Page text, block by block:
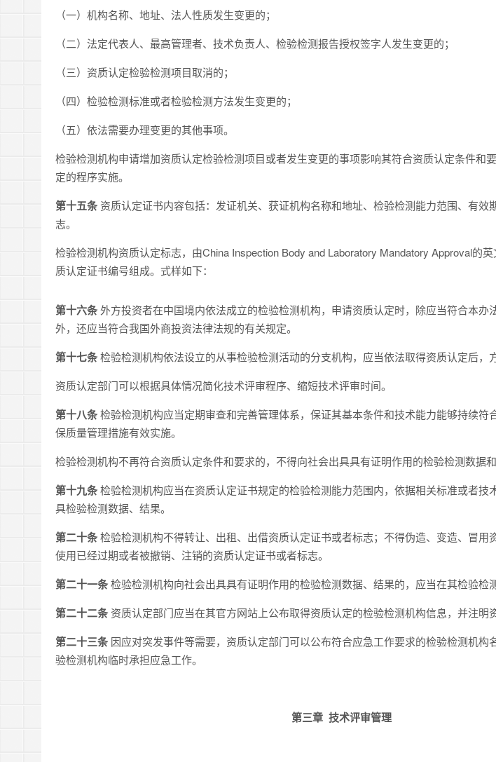
（一）机构名称、地址、法人性质发生变更的；
（二）法定代表人、最高管理者、技术负责人、检验检测报告授权签字人发生变更的；
（三）资质认定检验检测项目取消的；
（四）检验检测标准或者检验检测方法发生变更的；
（五）依法需要办理变更的其他事项。
检验检测机构申请增加资质认定检验检测项目或者发生变更的事项影响其符合资质认定条件和
定的程序实施。
第十五条 资质认定证书内容包括：发证机关、获证机构名称和地址、检验检测能力范围、有效
志。
检验检测机构资质认定标志，由China Inspection Body and Laboratory Mandatory Approval的
质认定证书编号组成。式样如下：
第十六条外方投资者在中国境内依法成立的检验检测机构，申请资质认定时，除应当符合本办
外，还应当符合我国外商投资法律法规的有关规定。
第十七条检验检测机构依法设立的从事检验检测活动的分支机构，应当依法取得资质认定后，
资质认定部门可以根据具体情况简化技术评审程序、缩短技术评审时间。
第十八条检验检测机构应当定期审查和完善管理体系，保证其基本条件和技术能力能够持续符
保质量管理措施有效实施。
检验检测机构不再符合资质认定条件和要求的，不得向社会出具具有证明作用的检验检测数据和
第十九条检验检测机构应当在资质认定证书规定的检验检测能力范围内，依据相关标准或者技
具检验检测数据、结果。
第二十条检验检测机构不得转让、出租、出借资质认定证书或者标志；不得伪造、变造、冒用
使用已经过期或者被撤销、注销的资质认定证书或者标志。
第二十一条检验检测机构向社会出具具有证明作用的检验检测数据、结果的，应当在其检验检
第二十二条 资质认定部门应当在其官方网站上公布取得资质认定的检验检测机构信息，并注明
第二十三条 因应对突发事件等需要，资质认定部门可以公布符合应急工作要求的检验检测机构
验检测机构临时承担应急工作。
第三章 技术评审管理